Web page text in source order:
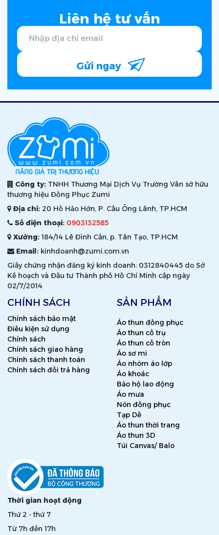
Liên hệ tư vấn
Gửi ngay
Công ty: TNHH Thương Mại Dịch Vụ Trường Vân sở hữu
thương hiệu Đồng Phục Zumi
Địa chỉ: 20 Hồ Hảo Hớn, P. Cầu Ông Lãnh, TP.HCM
Số điện thoại: 0903132585
Xưởng:184/14 Lê Đình Cẩn, p. Tân Tạo, TP.HCM
Email: kinhdoanh@zumi.com.vn
Giấy chứng nhận đăng ký kinh doanh: 0312840445 do Sở
Kế hoạch và Đầu tư Thành phố Hồ Chí Minh cấp ngày
02/7/2014
CHÍNH SÁCH
Chính sách bảo mật
Điều kiện sử dụng
Chính sách
Chính sách giao hàng
Chính sách thanh toán
Chính sách đổi trả hàng
SẢN PHẨM
Áo thun đồng phục
Áo thun cổ trụ
Áo thun cổ tròn
Áo sơ mi
Áo nhóm áo lớp
Áo khoác
Bảo hộ lao động
Áo mưa
Nón đồng phục
Tạp Dề
Áo thun thời trang
Áo thun 3D
Túi Canvas/ Balo
Thời gian hoạt động
Thứ 2 - thứ 7
Từ 7h đến 17h